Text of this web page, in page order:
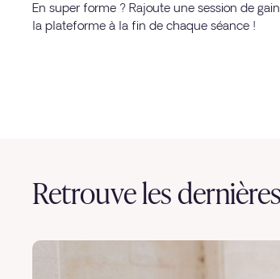
En super forme ? Rajoute une session de
la plateforme à la fin de chaque séance !
Retrouve les